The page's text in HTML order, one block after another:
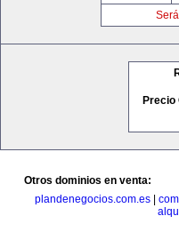
Precio
Otros dominios en venta:
plandenegocios.com.es|